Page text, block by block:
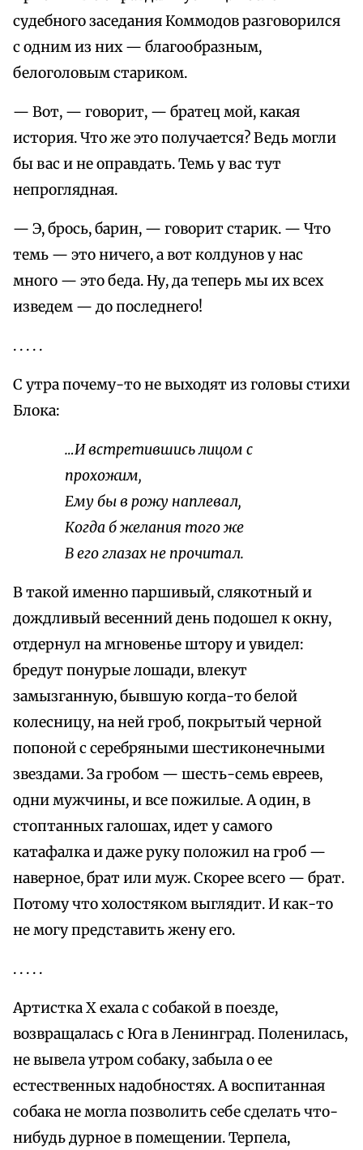
судебного заседания Коммодов разговорился
с одним из них — благообразным,
белоголовым стариком.
— Вот, — говорит, — братец мой, какая
история. Что же это получается? Ведь могли
бы вас и не оправдать. Темь у вас тут
непроглядная.
— Э, брось, барин, — говорит старик. — Что
темь — это ничего, а вот колдунов у нас
много — это беда. Ну, да теперь мы их всех
изведем — до последнего!
. . . . .
С утра почему-то не выходят из головы стихи
Блока:
…И встретившись лицом с
прохожим,
Ему бы в рожу наплевал,
Когда б желания того же
В его глазах не прочитал.
В такой именно паршивый, слякотный и
дождливый весенний день подошел к окну,
отдернул на мгновенье штору и увидел:
бредут понурые лошади, влекут
замызганную, бывшую когда-то белой
колесницу, на ней гроб, покрытый черной
попоной с серебряными шестиконечными
звездами. За гробом — шесть-семь евреев,
одни мужчины, и все пожилые. А один, в
стоптанных галошах, идет у самого
катафалка и даже руку положил на гроб —
наверное, брат или муж. Скорее всего — брат.
Потому что холостяком выглядит. И как-то
не могу представить жену его.
. . . . .
Артистка X ехала с собакой в поезде,
возвращалась с Юга в Ленинград. Поленилась,
не вывела утром собаку, забыла о ее
естественных надобностях. А воспитанная
собака не могла позволить себе сделать что-
нибудь дурное в помещении. Терпела,